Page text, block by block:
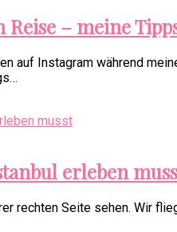
– meine
auf Instagram während
erleben
rechten Seite sehen. Wir